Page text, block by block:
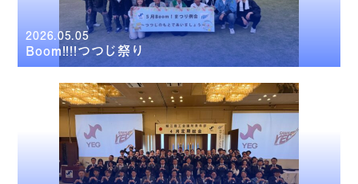
2026.05.05
Boom!!!!つつじ祭り